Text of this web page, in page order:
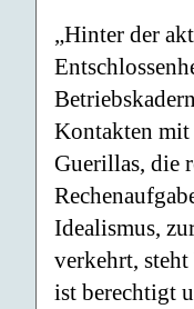
„Hinter der
Kontakten mit
Guerillas, die
Idealismus,
verkehrt,
ist berechtigt